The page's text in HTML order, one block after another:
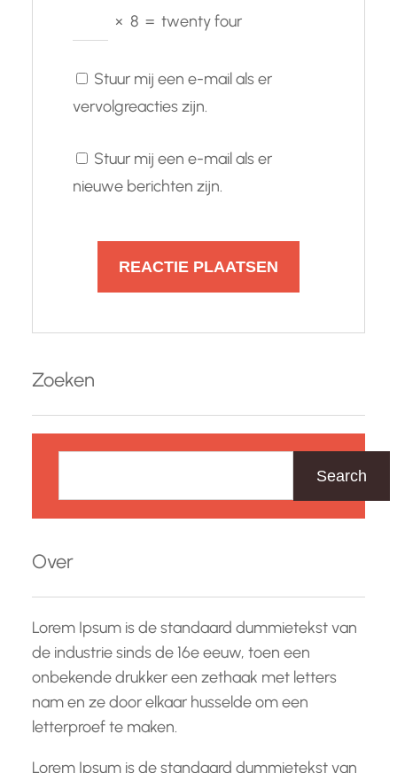
× 8 = twenty four
Stuur mij een e-mail als er
vervolgreacties zijn.
Stuur mij een e-mail als er
nieuwe berichten zijn.
Zoeken
k
n
Search
Over
Lorem Ipsum is de standaard dummietekst van
de industrie sinds de 16e eeuw, toen een
onbekende drukker een zethaak met letters
nam en ze door elkaar husselde om een
letterproef te maken.
Lorem Ipsum is de standaard dummietekst van